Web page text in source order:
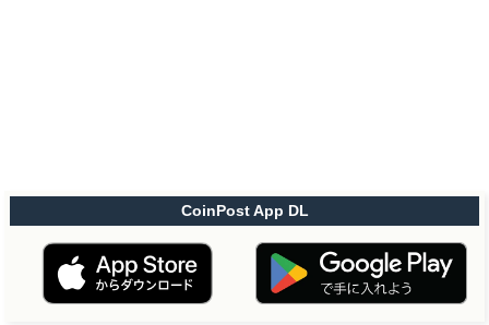
CoinPost App DL